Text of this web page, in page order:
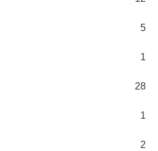
5
1
28
1
2